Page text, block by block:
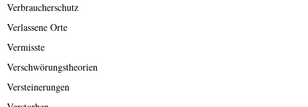
Verbraucherschutz
Verlassene Orte
Vermisste
Verschwörungstheorien
Versteinerungen